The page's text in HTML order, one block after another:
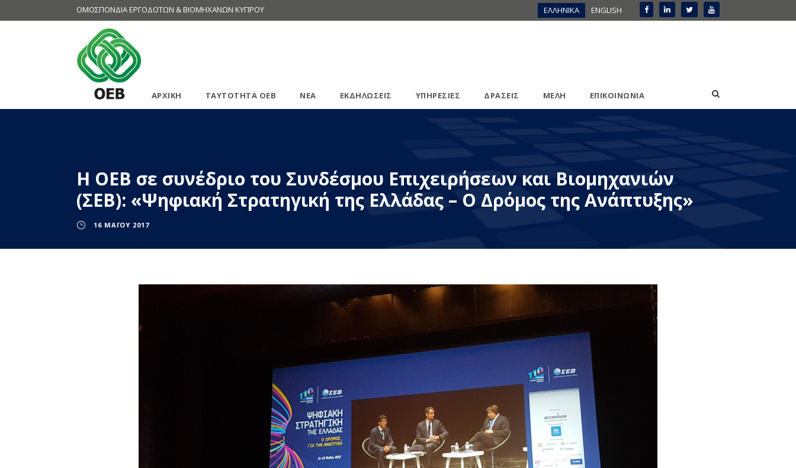
ΟΜΟΣΠΟΝΔΙΑ ΕΡΓΟΔΟΤΩΝ & ΒΙΟΜΗΧΑΝΩΝ ΚΥΠΡΟΥ ΕΛΛΗΝΙΚΑ ENGLISH
ΑΡΧΙΚΗ ΤΑΥΤΟΤΗΤΑ ΟΕΒ ΝΕΑ ΕΚΔΗΛΩΣΕΙΣ ΥΠΗΡΕΣΙΕΣ ΔΡΑΣΕΙΣ ΜΕΛΗ ΕΠΙΚΟΙΝΩΝΙΑ
Η ΟΕΒ σε συνέδριο του Συνδέσμου Επιχειρήσεων και Βιομηχανιών
(ΣΕΒ): «Ψηφιακή Στρατηγική της Ελλάδας – Ο Δρόμος της Ανάπτυξης»
16 ΜΑΪ́ΟΥ 2017